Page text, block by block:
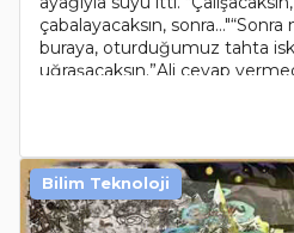
çabalayacaksın,
buraya, oturduğumuz tahta
uğraşacaksın.”Ali cevap
Bilim Teknoloji